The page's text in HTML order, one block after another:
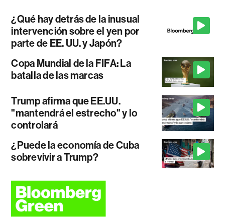
¿Qué hay detrás de la inusual
intervención sobre el yen por
parte de EE. UU. y Japón?
Copa Mundial de la FIFA: La
batalla de las marcas
Trump afirma que EE.UU.
"mantendrá el estrecho" y lo
controlará
¿Puede la economía de Cuba
sobrevivir a Trump?